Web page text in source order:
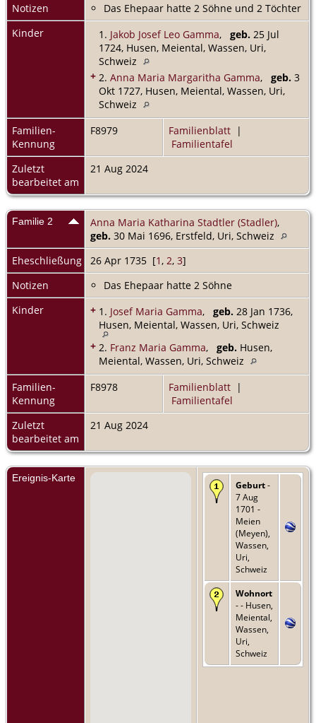
Notizen
Das Ehepaar hatte 2 Söhne und 2 Töchter
Kinder
1. Jakob Josef Leo Gamma, geb. 25 Jul
1724, Husen, Meiental, Wassen, Uri,
Schweiz
+ 2. Anna Maria Margaritha Gamma, geb. 3
Okt 1727, Husen, Meiental, Wassen, Uri,
Schweiz
Familien-
Kennung
F8979 Familienblatt |
Familientafel
Zuletzt
bearbeitet am
21 Aug 2024
Familie 2 Anna Maria Katharina Stadtler (Stadler),
geb. 30 Mai 1696, Erstfeld, Uri, Schweiz
Eheschließung
26 Apr 1735 [1, 2, 3]
Notizen
Das Ehepaar hatte 2 Söhne
Kinder
+ 1. Josef Maria Gamma, geb. 28 Jan 1736,
Husen, Meiental, Wassen, Uri, Schweiz
+ 2. Franz Maria Gamma, geb. Husen,
Meiental, Wassen, Uri, Schweiz
Familien-
Kennung
F8978 Familienblatt |
Familientafel
Zuletzt
bearbeitet am
21 Aug 2024
Ereignis-Karte
Geburt-
7 Aug
1701 -
Meien
(Meyen),
Wassen,
Uri,
Schweiz
Wohnort
- - Husen,
Meiental,
Wassen,
Uri,
Schweiz